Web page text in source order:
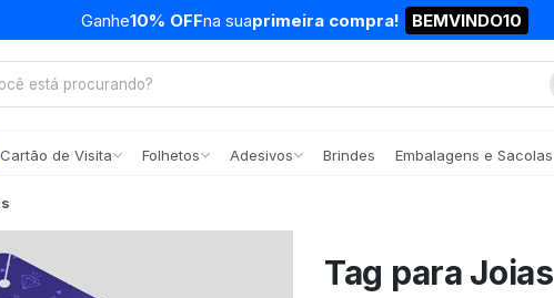
Ganhe10% OFFna suaprimeira compra! BEMVINDO10
Cartão de Visita Folhetos Adesivos Brindes Embalagens e Sacolas
Tag para Joias